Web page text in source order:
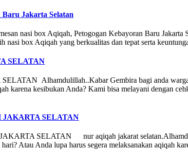
Baru Jakarta Selatan
nasi box Aqiqah, Petogogan Kebayoran Baru
nasi box Aqiqah yang berkualitas dan tepat serta
SELATAN
Alhamdulillah..Kabar Gembira bagi anda warga
karena kesibukan Anda? Kami bisa melayani dengan
SELATAN
SELATAN nur aqiqah jakarat
Atau Anda lupa harus segera melaksanakan aqiqah